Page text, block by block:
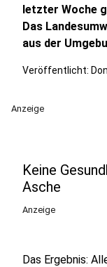
letzter Woche
Das
aus der
Veröffentlicht:
Anzeige
Keine
Asche
Anzeige
Das Ergebnis: